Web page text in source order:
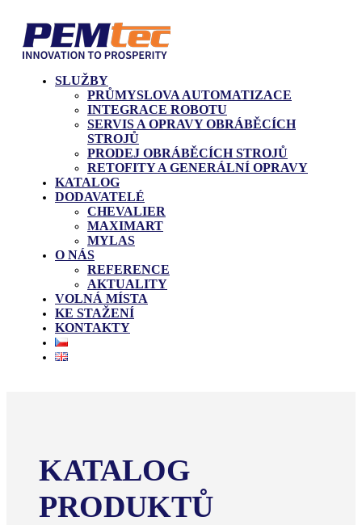
SLUŽBY
PRŮMYSLOVA AUTOMATIZACE
INTEGRACE ROBOTU
SERVIS A OPRAVY OBRÁBĚCÍCH
STROJŮ
PRODEJ OBRÁBĚCÍCH STROJŮ
RETOFITY A GENERÁLNÍ OPRAVY
KATALOG
DODAVATELÉ
CHEVALIER
MAXIMART
MYLAS
O NÁS
REFERENCE
AKTUALITY
VOLNÁ MÍSTA
KE STAŽENÍ
KONTAKTY
KATALOG
PRODUKTŮ